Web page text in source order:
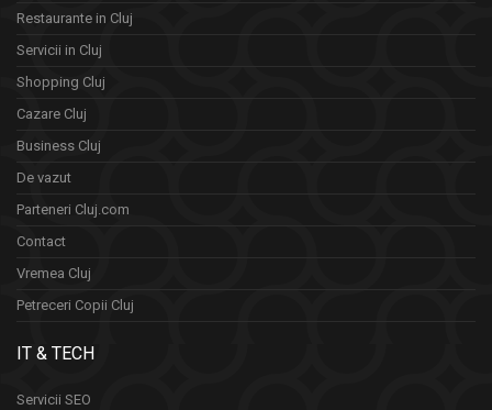
Restaurante in Cluj
Servicii in Cluj
Shopping Cluj
Cazare Cluj
Business Cluj
De vazut
Parteneri Cluj.com
Contact
Vremea Cluj
Petreceri Copii Cluj
IT & TECH
Servicii SEO